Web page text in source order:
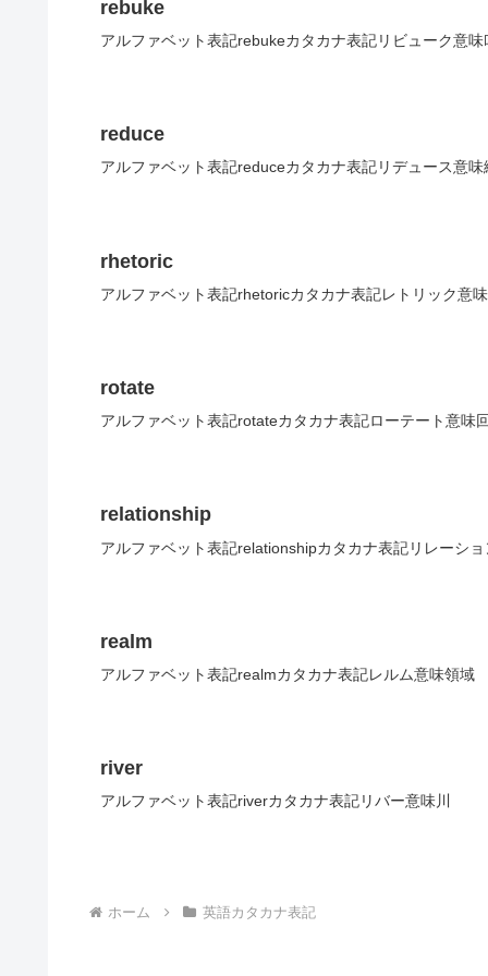
rebuke
アルファベット表記rebukeカタカナ表記リビューク意味
reduce
アルファベット表記reduceカタカナ表記リデュース意味
rhetoric
アルファベット表記rhetoricカタカナ表記レトリック意
rotate
アルファベット表記rotateカタカナ表記ローテート意味
relationship
アルファベット表記relationshipカタカナ表記リレーシ
realm
アルファベット表記realmカタカナ表記レルム意味領域
river
アルファベット表記riverカタカナ表記リバー意味川
ホーム 英語カタカナ表記